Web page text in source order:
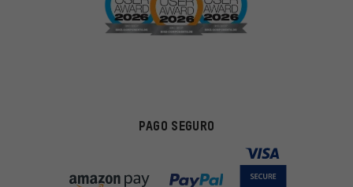
PAGO SEGURO